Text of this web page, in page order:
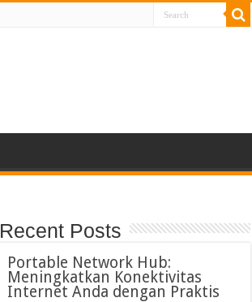
Recent Posts
Portable Network Hub:
Meningkatkan Konektivitas
Internet Anda dengan Praktis